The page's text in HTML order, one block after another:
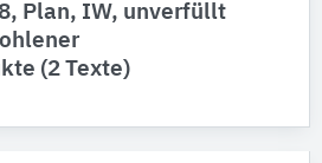
Plan, IW, unverfüllt
(2 Texte)